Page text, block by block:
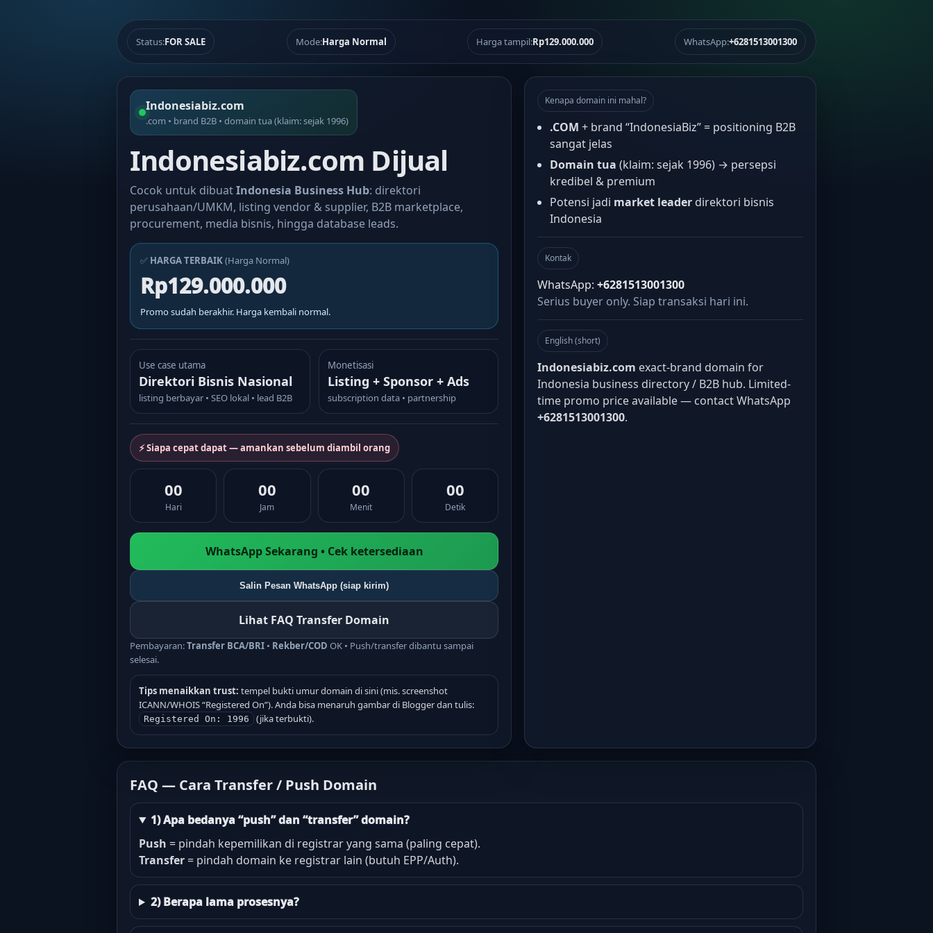
Status:FOR SALE Mode:Harga Normal Harga tampil:Rp129.000.000 WhatsApp:+6281513001300
Indonesiabiz.com
.com • brand B2B • domain tua (klaim: sejak 1996)
Indonesiabiz.com Dijual
Cocok untuk dibuatIndonesia Business Hub: direktori
perusahaan/UMKM, listing vendor & supplier, B2B marketplace,
procurement, media bisnis, hingga database leads.
✅ HARGA TERBAIK(Harga Normal)
Rp129.000.000
Promo sudah berakhir. Harga kembali normal.
Use case utama
Direktori Bisnis Nasional
listing berbayar • SEO lokal • lead B2B
Monetisasi
Listing + Sponsor + Ads
subscription data • partnership
⚡ Siapa cepat dapat — amankan sebelum diambil orang
00
Hari
00
Jam
00
Menit
00
Detik
WhatsApp Sekarang • Cek ketersediaan
Salin Pesan WhatsApp (siap kirim)
Lihat FAQ Transfer Domain
Pembayaran:Transfer BCA/BRI • Rekber/COD OK • Push/transfer dibantu sampai
selesai.
Tips menaikkan trust: tempel bukti umur domain di sini (mis. screenshot
ICANN/WHOIS “Registered On”). Anda bisa menaruh gambar di Blogger dan tulis:
Registered On: 1996 (jika terbukti).
Kenapa domain ini mahal?
.COM + brand “IndonesiaBiz” = positioning B2B
sangat jelas
Domain tua (klaim: sejak 1996) → persepsi
kredibel & premium
Potensi jadi market leader direktori bisnis
Indonesia
Kontak
WhatsApp:+6281513001300
Serius buyer only. Siap transaksi hari ini.
English (short)
Indonesiabiz.com exact-brand domain for
Indonesia business directory / B2B hub. Limited-
time promo price available — contact WhatsApp
+6281513001300.
FAQ — Cara Transfer / Push Domain
1) Apa bedanya “push” dan “transfer” domain?
Push = pindah kepemilikan di registrar yang sama (paling cepat).
Transfer = pindah domain ke registrar lain (butuh EPP/Auth).
2) Berapa lama prosesnya?